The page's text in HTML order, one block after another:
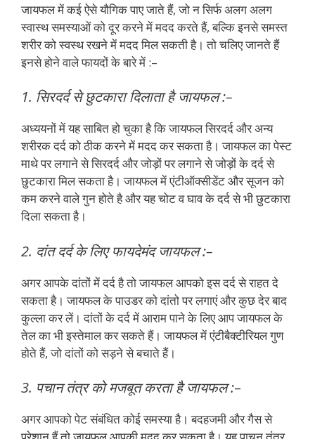
जायफल में कई ऐसे यौगिक पाए जाते हैं, जो न सिर्फ अलग अलग
स्वास्थ समस्याओं को दूर करने में मदद करते हैं, बल्कि इनसे समस्त
शरीर को स्वस्थ रखने में मदद मिल सकती है। तो चलिए जानते हैं
इनसे होने वाले फायदों के बारे में :–
1. सिरदर्द से छुटकारा दिलाता है जायफल :–
अध्ययनों में यह साबित हो चुका है कि जायफल सिरदर्द और अन्य
शरीरक दर्द को ठीक करने में मदद कर सकता है। जायफल का पेस्ट
माथे पर लगाने से सिरदर्द और जोड़ों पर लगाने से जोड़ों के दर्द से
छुटकारा मिल सकता है। जायफल में एंटीऑक्सीडेंट और सूजन को
कम करने वाले गुन होते है और यह चोट व घाव के दर्द से भी छुटकारा
दिला सकता है।
2. दांत दर्द के लिए फायदेमंद जायफल :–
अगर आपके दांतों में दर्द है तो जायफल आपको इस दर्द से राहत दे
सकता है। जायफल के पाउडर को दांतो पर लगाएं और कुछ देर बाद
कुल्ला कर लें। दांतों के दर्द में आराम पाने के लिए आप जायफल के
तेल का भी इस्तेमाल कर सकते हैं। जायफल में एंटीबैक्टीरियल गुण
होते हैं, जो दांतों को सड़ने से बचाते हैं।
3. पचान तंत्र को मजबूत करता है जायफल :–
अगर आपको पेट संबंधित कोई समस्या है। बदहजमी और गैस से